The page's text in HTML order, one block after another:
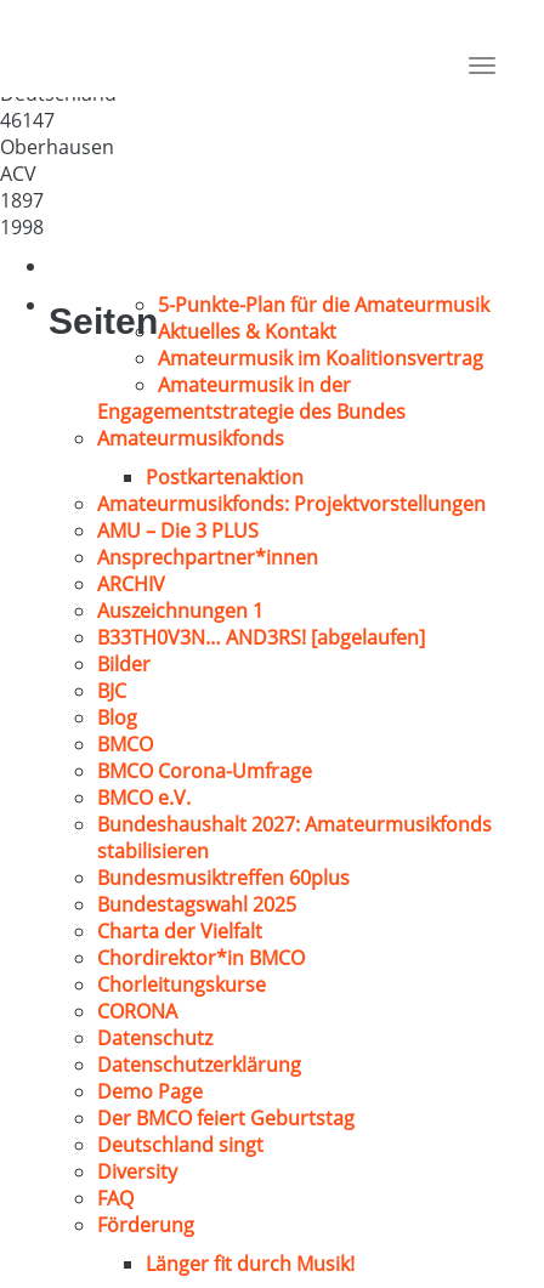
Toggle
Deutschland
46147
Oberhausen
ACV
1897
1998
Seiten5-Punkte-Plan für die Amateurmusik
Aktuelles & Kontakt
Amateurmusik im Koalitionsvertrag
Amateurmusik in der
Engagementstrategie des Bundes
Amateurmusikfonds
Postkartenaktion
Amateurmusikfonds: Projektvorstellungen
AMU – Die 3 PLUS
Ansprechpartner*innen
ARCHIV
Auszeichnungen 1
B33TH0V3N… AND3RS! [abgelaufen]
Bilder
BJC
Blog
BMCO
BMCO Corona-Umfrage
BMCO e.V.
Bundeshaushalt 2027: Amateurmusikfonds
stabilisieren
Bundesmusiktreffen 60plus
Bundestagswahl 2025
Charta der Vielfalt
Chordirektor*in BMCO
Chorleitungskurse
CORONA
Datenschutz
Datenschutzerklärung
Demo Page
Der BMCO feiert Geburtstag
Deutschland singt
Diversity
FAQ
Förderung
Länger fit durch Musik!